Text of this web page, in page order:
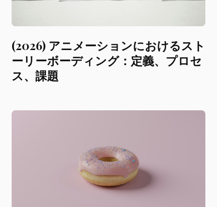
(2026) アニメーションにおけるスト
ーリーボーディング：定義、プロセ
ス、課題